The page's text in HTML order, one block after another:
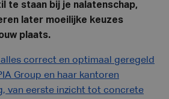
te staan bij je nalatenschap,
later moeilijke keuzes
plaats.
correct en optimaal geregeld
Group en haar kantoren
van eerste inzicht tot concrete